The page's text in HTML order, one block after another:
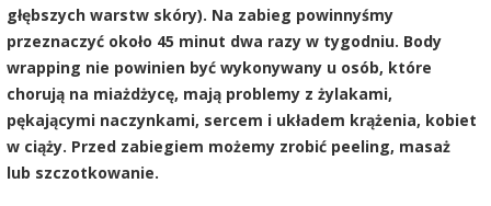
głębszych warstw skóry). Na zabieg powinnyśmy
przeznaczyć około 45 minut dwa razy w tygodniu. Body
wrapping nie powinien być wykonywany u osób, które
chorują na miażdżycę, mają problemy z żylakami,
pękającymi naczynkami, sercem i układem krążenia, kobiet
w ciąży. Przed zabiegiem możemy zrobić peeling, masaż
lub szczotkowanie.